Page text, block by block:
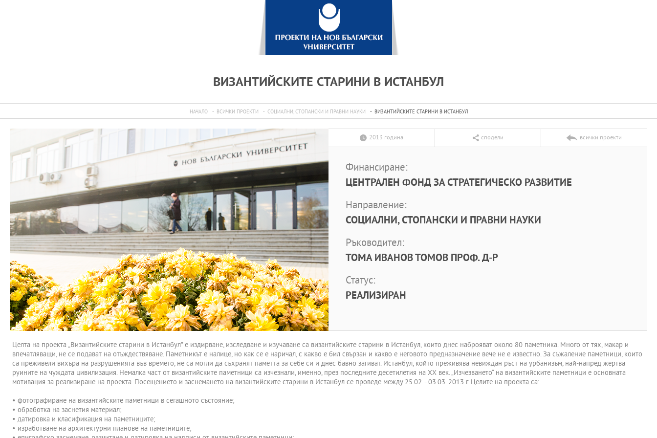
ВИЗАНТИЙСКИТЕ СТАРИНИ В ИСТАНБУЛ
НАЧАЛО ВСИЧКИ ПРОЕКТИ СОЦИАЛНИ, СТОПАНСКИ И ПРАВНИ НАУКИ ВИЗАНТИЙСКИТЕ СТАРИНИ В ИСТАНБУЛ
2013 година сподели всички проекти
Финансиране:
ЦЕНТРАЛЕН ФОНД ЗА СТРАТЕГИЧЕСКО РАЗВИТИЕ
Направление:
СОЦИАЛНИ, СТОПАНСКИ И ПРАВНИ НАУКИ
Ръководител:
ТОМА ИВАНОВ ТОМОВ ПРОФ. Д-Р
Статус:
РЕАЛИЗИРАН
Целта на проекта „Византийските старини в Истанбул” е издирване, изследване и изучаване са византийските старини в Истанбул, които днес наброяват около 80 паметника. Много от тях, макар и
впечатляващи, не се подават на отъждествяване. Паметникът е налице, но как се е наричал, с какво е бил свързан и какво е неговото предназначение вече не е известно. За съжаление паметници, които
са преживели вихъра на разрушенията във времето, не са могли да съхранят паметта за себе си и днес бавно загиват. Истанбул, който преживява невиждан ръст на урбанизъм, най-напред жертва
руините на чуждата цивилизация. Немалка част от византийските паметници са изчезнали, именно, през последните десетилетия на XX век. „Изчезването“ на византийските паметници е основната
мотивация за реализиране на проекта. Посещението и заснемането на византийските старини в Истанбул се проведе между 25.02. - 03.03. 2013 г. Целите на проекта са:
• фотографиране на византийските паметници в сегашното състояние;
• oбработка на заснетия материал;
• датировка и класификация на паметниците;
• изработване на архитектурни планове на паметниците;